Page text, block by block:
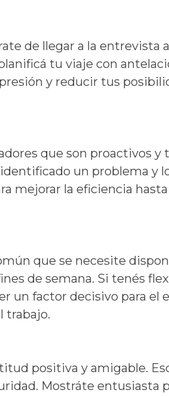
de llegar a la entrevista
tu viaje con
y reducir tus
que son proactivos
un problema y
mejorar la eficiencia
que se necesite
de semana. Si tenés
un factor decisivo para el
trabajo.
positiva y amigable.
Mostráte entusiasta